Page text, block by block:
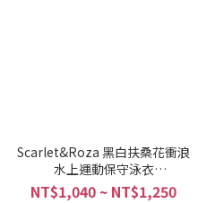
Scarlet&Roza 黑白扶桑花衝浪
水上運動保守泳衣
[YB166,Y0046]
NT$1,040 ~ NT$1,250